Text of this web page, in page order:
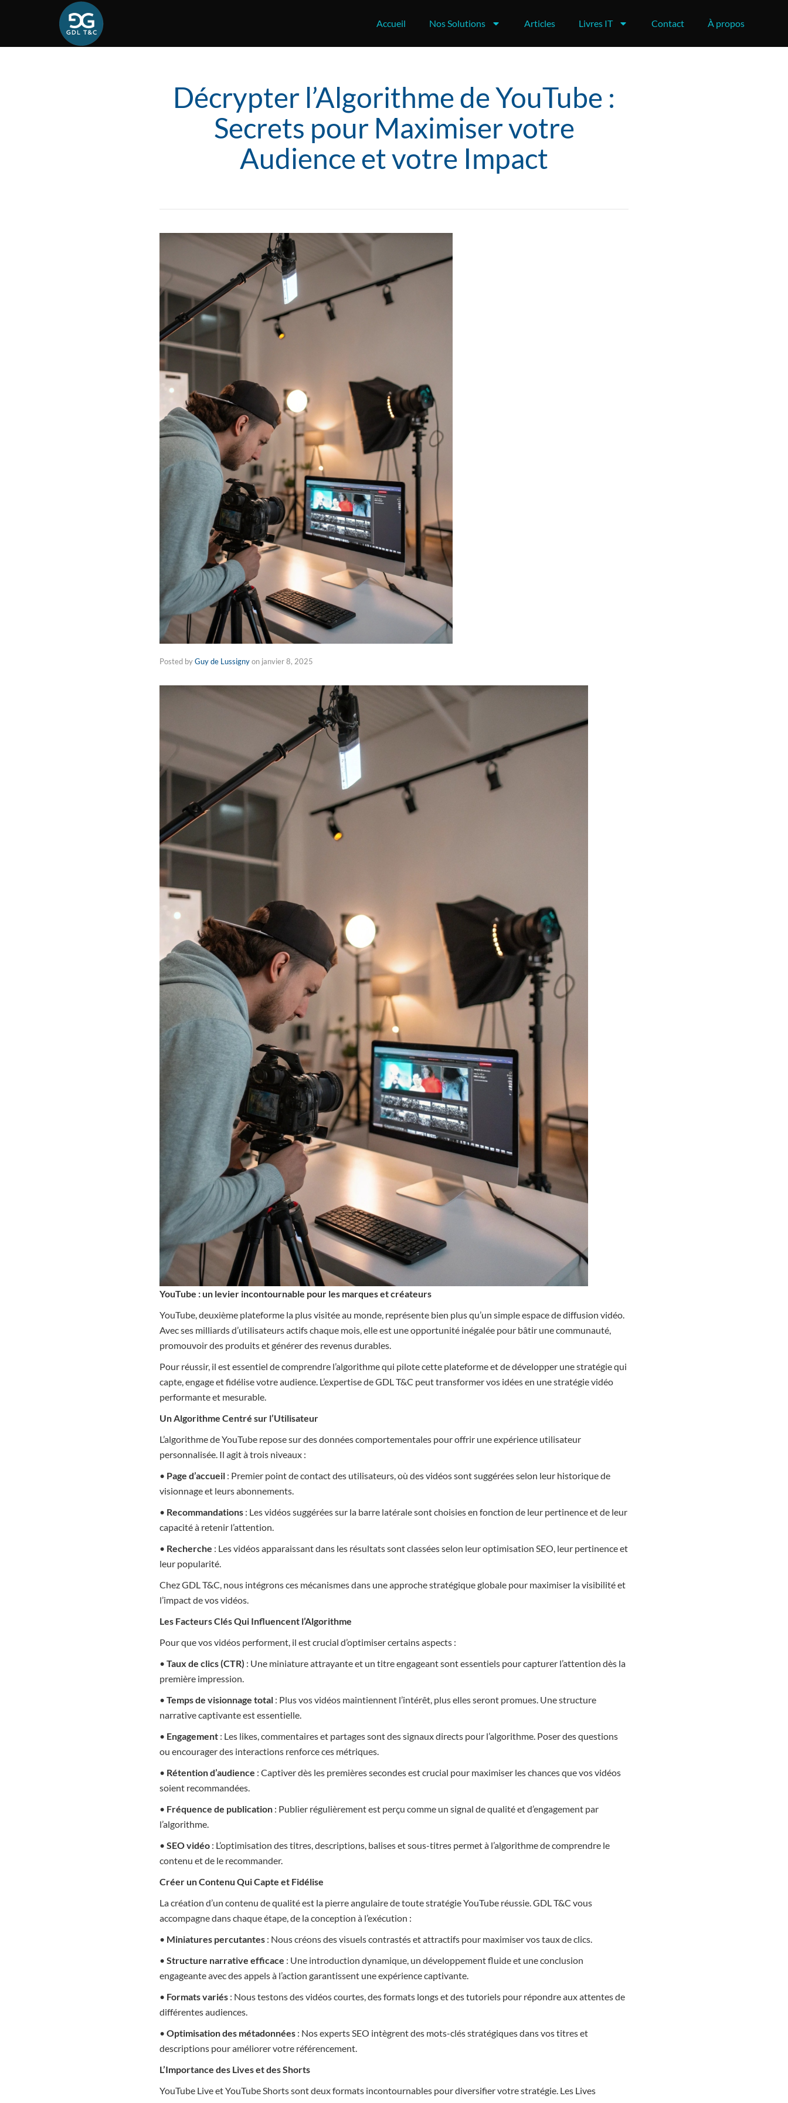
Accueil Nos Solutions Articles Livres IT Contact À propos
Décrypter l’Algorithme de YouTube :
Secrets pour Maximiser votre
Audience et votre Impact
Posted byGuy de Lussignyon janvier 8, 2025
YouTube : un levier incontournable pour les marques et créateurs
YouTube, deuxième plateforme la plus visitée au monde, représente bien plus qu’un simple espace de diffusion vidéo.
Avec ses milliards d’utilisateurs actifs chaque mois, elle est une opportunité inégalée pour bâtir une communauté,
promouvoir des produits et générer des revenus durables.
Pour réussir, il est essentiel de comprendre l’algorithme qui pilote cette plateforme et de développer une stratégie qui
capte, engage et fidélise votre audience. L’expertise de GDL T&C peut transformer vos idées en une stratégie vidéo
performante et mesurable.
Un Algorithme Centré sur l’Utilisateur
L’algorithme de YouTube repose sur des données comportementales pour offrir une expérience utilisateur
personnalisée. Il agit à trois niveaux :
• Page d’accueil : Premier point de contact des utilisateurs, où des vidéos sont suggérées selon leur historique de
visionnage et leurs abonnements.
• Recommandations : Les vidéos suggérées sur la barre latérale sont choisies en fonction de leur pertinence et de leur
capacité à retenir l’attention.
• Recherche : Les vidéos apparaissant dans les résultats sont classées selon leur optimisation SEO, leur pertinence et
leur popularité.
Chez GDL T&C, nous intégrons ces mécanismes dans une approche stratégique globale pour maximiser la visibilité et
l’impact de vos vidéos.
Les Facteurs Clés Qui Influencent l’Algorithme
Pour que vos vidéos performent, il est crucial d’optimiser certains aspects :
• Taux de clics (CTR) : Une miniature attrayante et un titre engageant sont essentiels pour capturer l’attention dès la
première impression.
• Temps de visionnage total : Plus vos vidéos maintiennent l’intérêt, plus elles seront promues. Une structure
narrative captivante est essentielle.
• Engagement : Les likes, commentaires et partages sont des signaux directs pour l’algorithme. Poser des questions
ou encourager des interactions renforce ces métriques.
• Rétention d’audience : Captiver dès les premières secondes est crucial pour maximiser les chances que vos vidéos
soient recommandées.
• Fréquence de publication : Publier régulièrement est perçu comme un signal de qualité et d’engagement par
l’algorithme.
• SEO vidéo : L’optimisation des titres, descriptions, balises et sous-titres permet à l’algorithme de comprendre le
contenu et de le recommander.
Créer un Contenu Qui Capte et Fidélise
La création d’un contenu de qualité est la pierre angulaire de toute stratégie YouTube réussie. GDL T&C vous
accompagne dans chaque étape, de la conception à l’exécution :
• Miniatures percutantes : Nous créons des visuels contrastés et attractifs pour maximiser vos taux de clics.
• Structure narrative efficace : Une introduction dynamique, un développement fluide et une conclusion
engageante avec des appels à l’action garantissent une expérience captivante.
• Formats variés : Nous testons des vidéos courtes, des formats longs et des tutoriels pour répondre aux attentes de
différentes audiences.
• Optimisation des métadonnées : Nos experts SEO intègrent des mots-clés stratégiques dans vos titres et
descriptions pour améliorer votre référencement.
L’Importance des Lives et des Shorts
YouTube Live et YouTube Shorts sont deux formats incontournables pour diversifier votre stratégie. Les Lives